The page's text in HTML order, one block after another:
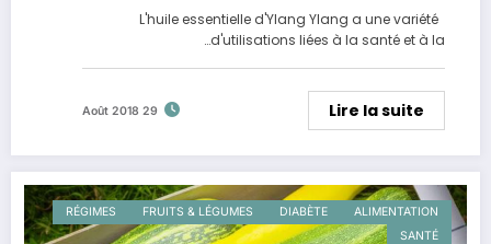
L'huile essentielle d'Ylang Ylang a une variété
d'utilisations liées à la santé et à la…
Lire la suite
29 Août 2018
ALIMENTATION
DIABÈTE
FRUITS & LÉGUMES
RÉGIMES
SANTÉ